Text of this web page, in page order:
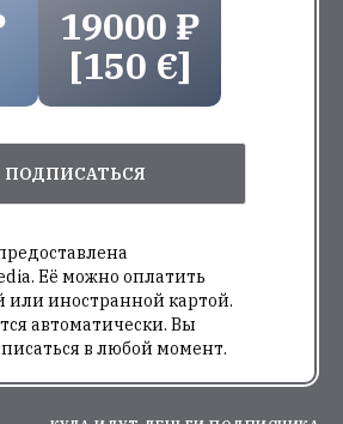
19000 ₽
[150 €]
ПОДПИСАТЬСЯ
Её можно оплатить
или иностранной картой.
автоматически. Вы
в любой момент.